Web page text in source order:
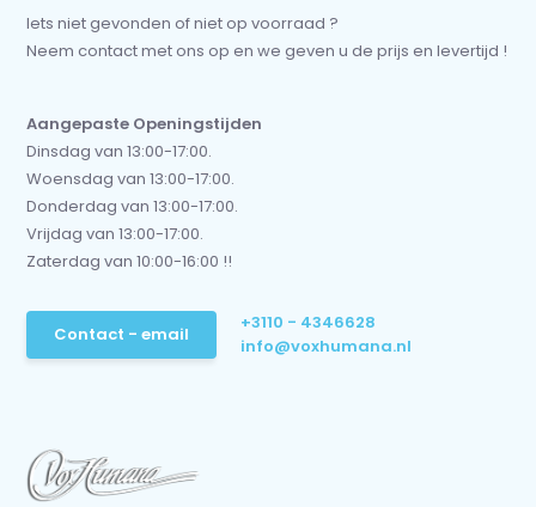
Iets niet gevonden of niet op voorraad ?
Neem contact met ons op en we geven u de prijs en levertijd !
Aangepaste Openingstijden
Dinsdag van 13:00-17:00.
Woensdag van 13:00-17:00.
Donderdag van 13:00-17:00.
Vrijdag van 13:00-17:00.
Zaterdag van 10:00-16:00 !!
Contact - email
+3110 - 4346628
info@voxhumana.nl